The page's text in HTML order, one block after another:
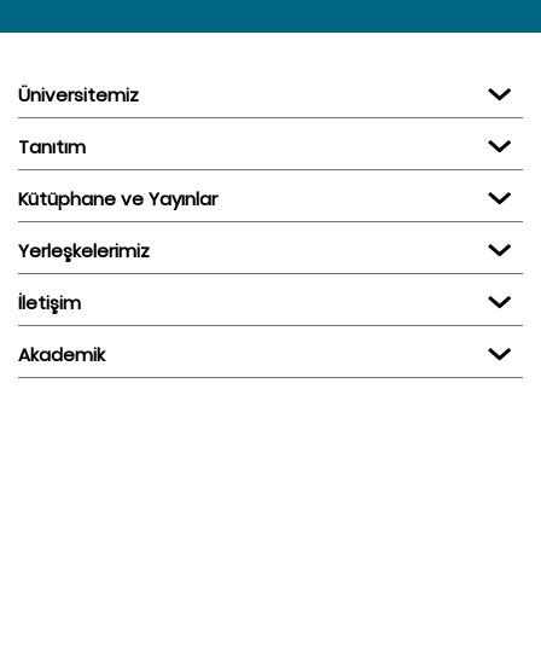
Üniversitemiz
Tanıtım
Kütüphane ve Yayınlar
Yerleşkelerimiz
İletişim
Akademik